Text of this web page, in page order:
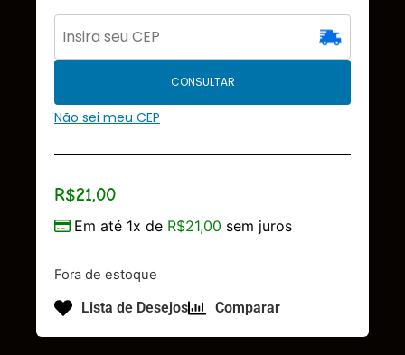
CONSULTAR
Não sei meu CEP
R$21,00
Em até 1x de R$21,00 sem juros
Fora de estoque
Lista de Desejos Comparar